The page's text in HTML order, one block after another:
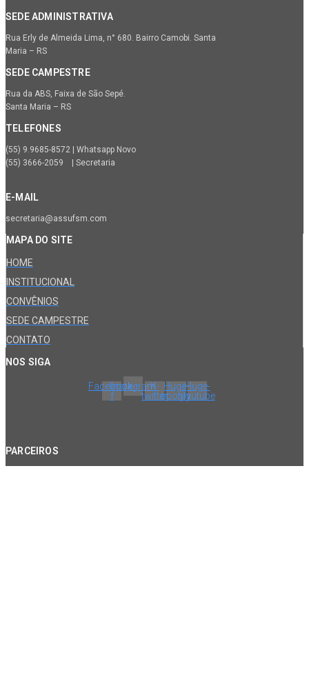
SEDE ADMINISTRATIVA
Rua Erly de Almeida Lima, n° 680. Bairro Camobi. Santa
Maria – RS
SEDE CAMPESTRE
Rua da ABS, Faixa de São Sepé.
Santa Maria – RS
TELEFONES
(55) 9.9685-8572 | Whatsapp Novo
(55) 3666-2059 | Secretaria
E-MAIL
secretaria@assufsm.com
MAPA DO SITE
HOME
INSTITUCIONAL
CONVÊNIOS
SEDE CAMPESTRE
CONTATO
NOS SIGA
Facebook-
f
InstagramX-
twitter
Huge-
spotify
Huge-
youtube
PARCEIROS